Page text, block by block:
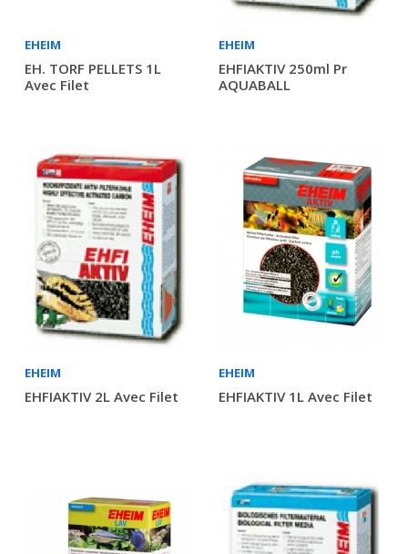
EHEIM
EH. TORF PELLETS 1L
Avec Filet
EHEIM
EHFIAKTIV 250ml Pr
AQUABALL
EHEIM
EHFIAKTIV 2L Avec Filet
EHEIM
EHFIAKTIV 1L Avec Filet